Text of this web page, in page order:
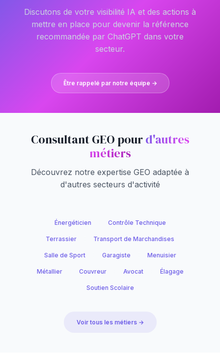
Discutons de votre visibilité IA et des actions à
mettre en place pour devenir la référence
recommandée par ChatGPT dans votre
secteur.
Être rappelé par notre équipe →
Consultant GEO pourd'autres
métiers
Découvrez notre expertise GEO adaptée à
d'autres secteurs d'activité
Énergéticien Contrôle Technique
Terrassier Transport de Marchandises
Salle de Sport Garagiste Menuisier
Métallier Couvreur Avocat Élagage
Soutien Scolaire
Voir tous les métiers →